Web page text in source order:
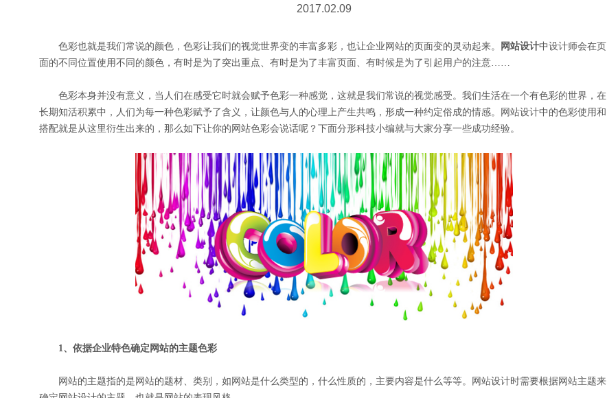
2017.02.09
色彩也就是我们常说的颜色，色彩让我们的视觉世界变的丰富多彩，也让企业网站的页面变的灵动起来。 网站设计中设计师会在页
面的不同位置使用不同的颜色，有时是为了突出重点、有时是为了丰富页面、有时候是为了引起用户的注意……
色彩本身并没有意义，当人们在感受它时就会赋予色彩一种感觉，这就是我们常说的视觉感受。我们生活在一个有色彩的世界，在
长期知活积累中，人们为每一种色彩赋予了含义，让颜色与人的心理上产生共鸣，形成一种约定俗成的情感。网站设计中的色彩使用和
搭配就是从这里衍生出来的，那么如下让你的网站色彩会说话呢？下面分形科技小编就与大家分享一些成功经验。
1、依据企业特色确定网站的主题色彩
网站的主题指的是网站的题材、类别，如网站是什么类型的，什么性质的，主要内容是什么等等。网站设计时需要根据网站主题来